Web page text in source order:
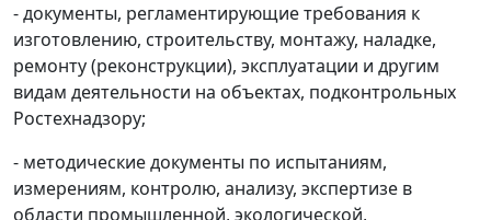
- документы, регламентирующие требования к
изготовлению, строительству, монтажу, наладке,
ремонту (реконструкции), эксплуатации и другим
видам деятельности на объектах, подконтрольных
Ростехнадзору;
- методические документы по испытаниям,
измерениям, контролю, анализу, экспертизе в
области промышленной, экологической,